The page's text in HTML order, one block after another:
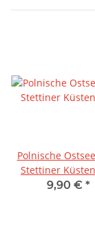
Polnische
Stettiner
9,90 € *